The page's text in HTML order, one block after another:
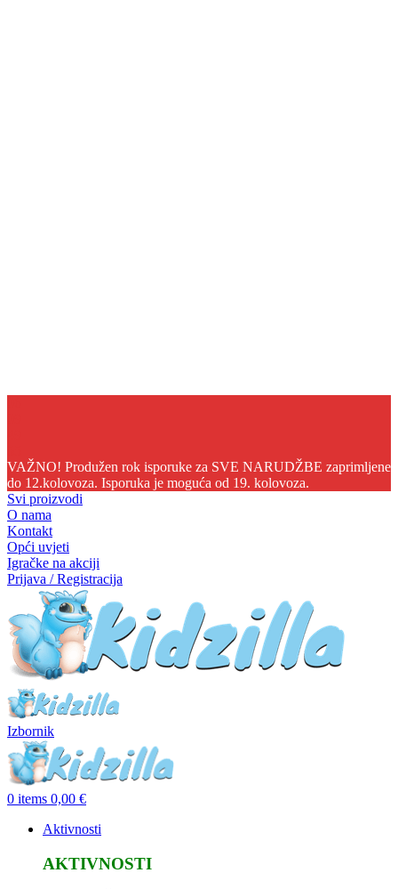
VAŽNO! Produžen rok isporuke za SVE NARUDŽBE zaprimljene
do 12.kolovoza. Isporuka je moguća od 19. kolovoza.
Svi proizvodi
O nama
Kontakt
Opći uvjeti
Igračke na akciji
Prijava / Registracija
Izbornik
0 items 0,00 €
Aktivnosti
AKTIVNOSTI